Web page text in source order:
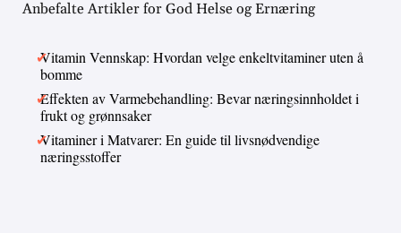
Anbefalte Artikler for God Helse og Ernæring
Vitamin Vennskap: Hvordan velge enkeltvitaminer uten å
bomme
Effekten av Varmebehandling: Bevar næringsinnholdet i
frukt og grønnsaker
Vitaminer i Matvarer: En guide til livsnødvendige
næringsstoffer